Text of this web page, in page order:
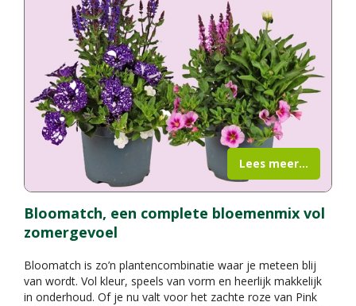
Bloomatch, een complete bloemenmix vol
zomergevoel
Bloomatch is zo’n plantencombinatie waar je meteen blij
van wordt. Vol kleur, speels van vorm en heerlijk makkelijk
in onderhoud. Of je nu valt voor het zachte roze van Pink
Lees meer...